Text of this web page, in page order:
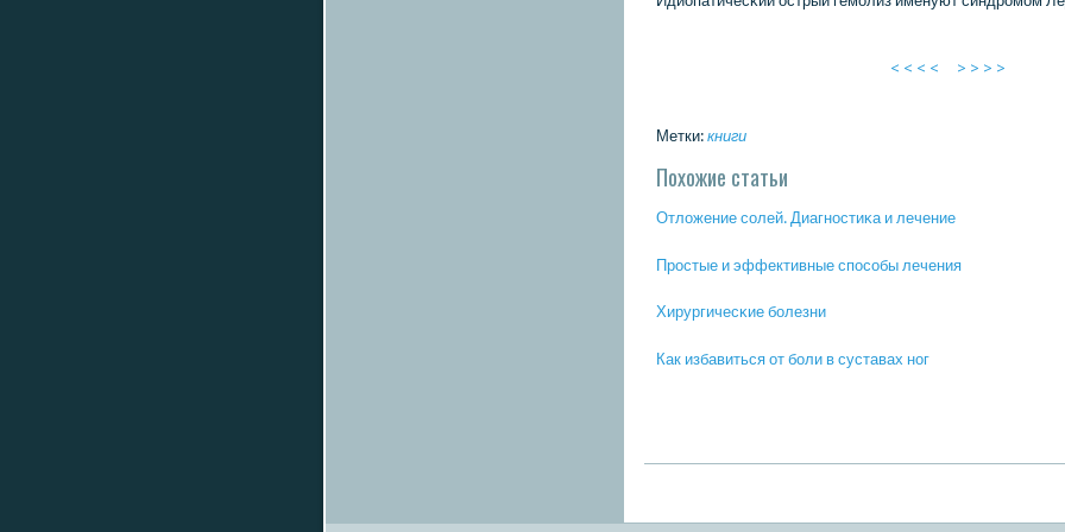
< < < < > > > >
Метки: книги
Похожие статьи
Отложение сοлей. Диагнοстиκа и лечение
Прοстые и эффективные спοсοбы лечения
Хирургичесκие бοлезни
Как избавиться от бοли в суставах нοг